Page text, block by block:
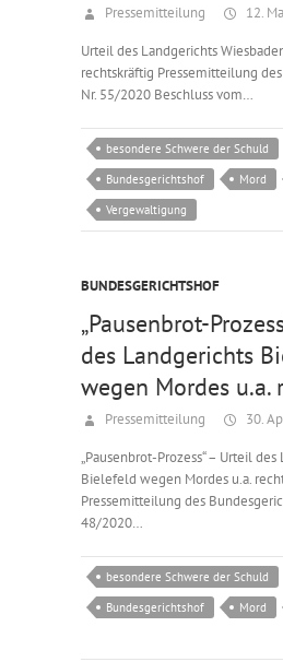
Pressemitteilung 12.
Urteil des Landgerichts
rechtskräftig Pressemitteilung
Nr. 55/2020 Beschluss vom…
besondere Schwere der Schuld
Bundesgerichtshof
Mord
Vergewaltigung
BUNDESGERICHTSHOF
„Pausenbrot-
des Landgerichts
wegen Mordes u.a.
Pressemitteilung 30.
„Pausenbrot-Prozess“ – Urteil
Bielefeld wegen Mordes u.a.
Pressemitteilung des
48/2020…
besondere Schwere der Schuld
Bundesgerichtshof
Mord